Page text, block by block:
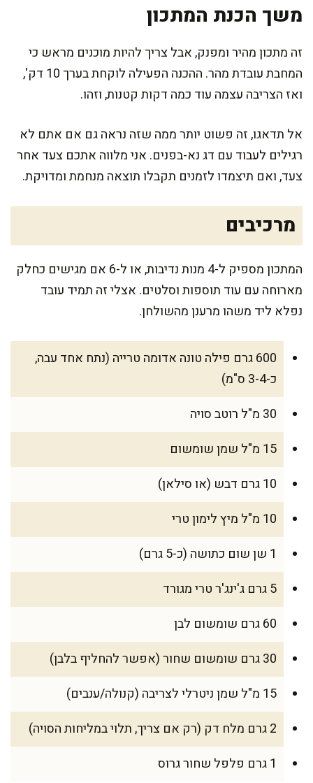
משך הכנת המתכון
זה מתכון מהיר ומפנק, אבל צריך להיות מוכנים מראש כי
המחבת עובדת מהר. ההכנה הפעילה לוקחת בערך 10 דק',
ואז הצריבה עצמה עוד כמה דקות קטנות, וזהו.
אל תדאגו, זה פשוט יותר ממה שזה נראה גם אם אתם לא
רגילים לעבוד עם דג נא-בפנים. אני מלווה אתכם צעד אחר
צעד, ואם תיצמדו לזמנים תקבלו תוצאה מנחמת ומדויקת.
מרכיבים
המתכון מספיק ל-4 מנות נדיבות, או ל-6 אם מגישים כחלק
מארוחה עם עוד תוספות וסלטים. אצלי זה תמיד עובד
נפלא ליד משהו מרענן מהשולחן.
600 גרם פילה טונה אדומה טרייה (נתח אחד עבה,
כ-3-4 ס"מ)
30 מ"ל רוטב סויה
15 מ"ל שמן שומשום
10 גרם דבש (או סילאן)
10 מ"ל מיץ לימון טרי
1 שן שום כתושה (כ-5 גרם)
5 גרם ג'ינג'ר טרי מגורד
60 גרם שומשום לבן
30 גרם שומשום שחור (אפשר להחליף בלבן)
15 מ"ל שמן ניטרלי לצריבה (קנולה/ענבים)
2 גרם מלח דק (רק אם צריך, תלוי במליחות הסויה)
1 גרם פלפל שחור גרוס